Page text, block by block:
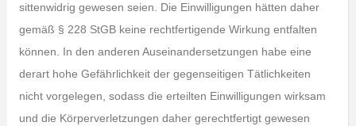
sittenwidrig gewesen seien. Die Einwilligungen hätten daher
gemäß § 228 StGB keine rechtfertigende Wirkung entfalten
können. In den anderen Auseinandersetzungen habe eine
derart hohe Gefährlichkeit der gegenseitigen Tätlichkeiten
nicht vorgelegen, sodass die erteilten Einwilligungen wirksam
und die Körperverletzungen daher gerechtfertigt gewesen